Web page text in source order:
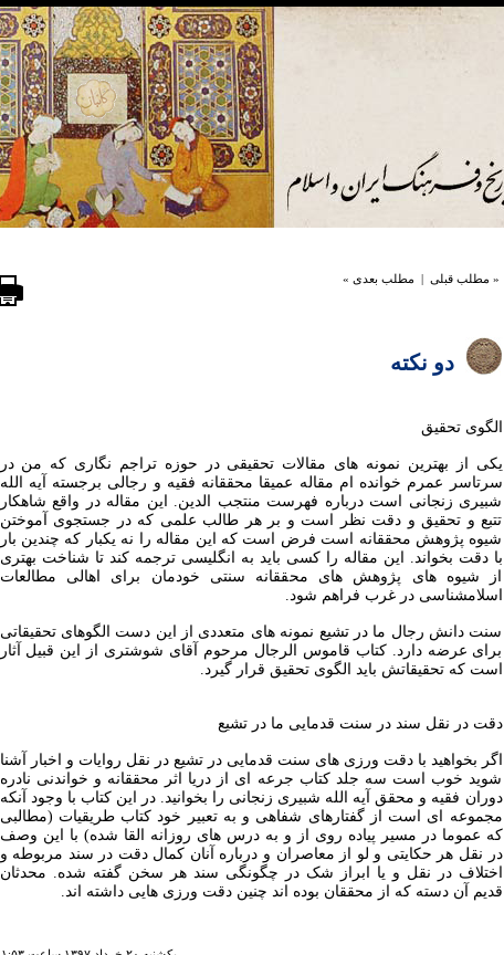
« مطلب قبلی | مطلب بعدی »
دو نکته
الگوی تحقیق
یکی از بهترین نمونه های مقالات تحقیقی در حوزه تراجم نگاری که من در
سرتاسر عمرم خوانده ام مقاله عمیقا محققانه فقیه و رجالی برجسته آیه الله
شبیری زنجانی است درباره فهرست منتجب الدین. این مقاله در واقع شاهکار
تتبع و تحقیق و دقت نظر است و بر هر طالب علمی که در جستجوی آموختن
شیوه پژوهش محققانه است فرض است که این مقاله را نه یکبار که چندین بار
با دقت بخواند. این مقاله را کسی باید به انگلیسی ترجمه کند تا شناخت بهتری
از شیوه های پژوهش های محققانه سنتی خودمان برای اهالی مطالعات
اسلامشناسی در غرب فراهم شود.
سنت دانش رجال ما در تشیع نمونه های متعددی از این دست الگوهای تحقیقاتی
برای عرضه دارد. کتاب قاموس الرجال مرحوم آقای شوشتری از این قبیل آثار
است که تحقیقاتش باید الگوی تحقیق قرار گیرد.
دقت در نقل سند در سنت قدمایی ما در تشیع
اگر بخواهید با دقت ورزی های سنت قدمایی در تشیع در نقل روایات و اخبار آشنا
شوید خوب است سه جلد کتاب جرعه ای از دریا اثر محققانه و خواندنی نادره
دوران فقیه و محقق آیه الله شبیری زنجانی را بخوانید. در این کتاب با وجود آنکه
مجموعه ای است از گفتارهای شفاهی و به تعبیر خود کتاب طریقیات (مطالبی
که عموما در مسیر پیاده روی از و به درس های روزانه القا شده) با این وصف
در نقل هر حکایتی و لو از معاصران و درباره آنان کمال دقت در سند مربوطه و
اختلاف در نقل و یا ابراز شک در چگونگی سند هر سخن گفته شده. محدثان
قدیم آن دسته که از محققان بوده اند چنین دقت ورزی هایی داشته اند.